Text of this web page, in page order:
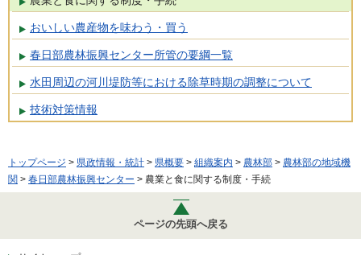
おいしい農産物を味わう・買う
春日部農林振興センター所管の要綱一覧
水田周辺の河川堤防等における除草時期の調整について
技術対策情報
トップページ > 県政情報・統計 > 県概要 > 組織案内 > 農林部 > 農林部の地域機
関 > 春日部農林振興センター > 農業と食に関する制度・手続
ページの先頭へ戻る